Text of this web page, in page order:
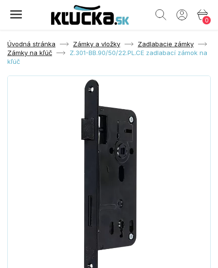
0
Úvodná stránka Zámky a vložky
Zadlabacie zámky
Zámky na kľúč
Z.301-BB.90/50/22.PL.CE zadlabací zámok na
kľúč